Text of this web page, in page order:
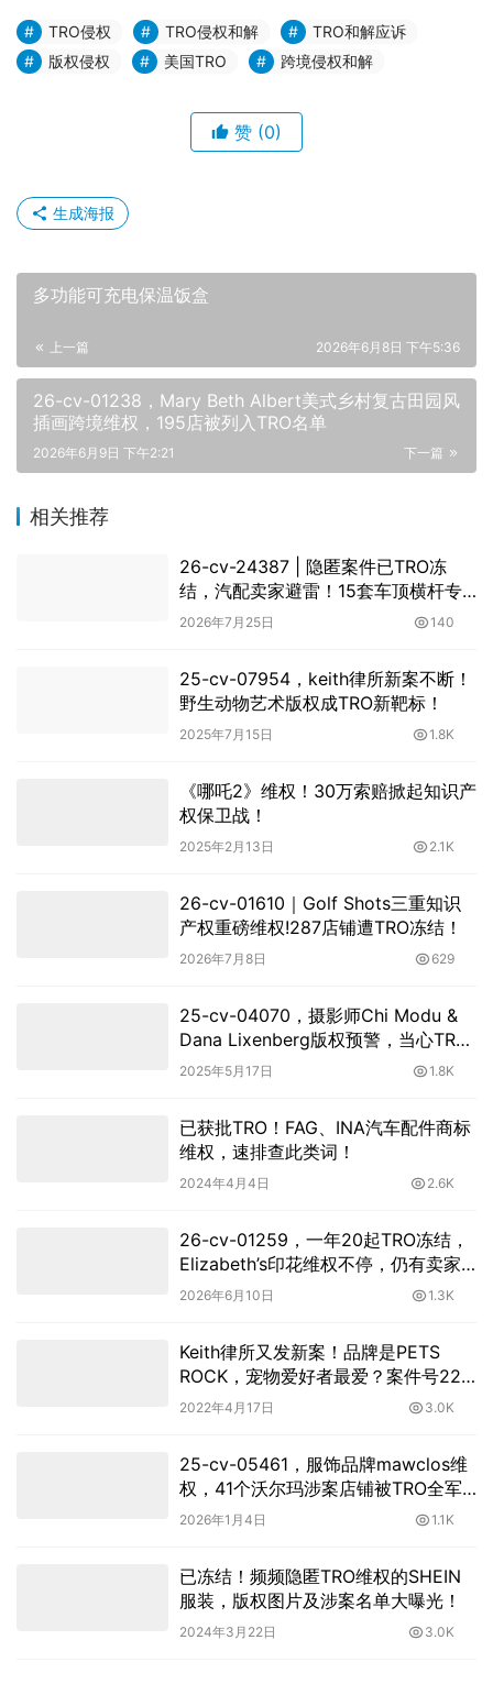
TRO侵权 TRO侵权和解
TRO和解应诉
版权侵权
美国TRO 跨境侵权和解
赞 (0)
生成海报
多功能可充电保温饭盒
上一篇 2026年6月8日 下午5:36
26-cv-01238，Mary Beth Albert美式乡村复古田园风
插画跨境维权，195店被列入TRO名单
下一篇
2026年6月9日 下午2:21
相关推荐
26-cv-24387 | 隐匿案件已TRO冻
结，汽配卖家避雷！15套车顶横杆专
利是什么维权大坑？
2026年7月25日 140
25-cv-07954，keith律所新案不断！
野生动物艺术版权成TRO新靶标！
2025年7月15日 1.8K
《哪吒2》维权！30万索赔掀起知识产
权保卫战！
2025年2月13日 2.1K
26-cv-01610｜Golf Shots三重知识
产权重磅维权!287店铺遭TRO冻结！
2026年7月8日 629
25-cv-04070，摄影师Chi Modu &
Dana Lixenberg版权预警，当心TRO
冻结！
2025年5月17日 1.8K
已获批TRO！FAG、INA汽车配件商标
维权，速排查此类词！
2024年4月4日 2.6K
26-cv-01259，一年20起TRO冻结，
Elizabeth’s印花维权不停，仍有卖家
前仆后继踩雷？
2026年6月10日 1.3K
Keith律所又发新案！品牌是PETS
ROCK，宠物爱好者最爱？案件号22-
cv-1663，迅速自查！
2022年4月17日 3.0K
25-cv-05461，服饰品牌mawclos维
权，41个沃尔玛涉案店铺被TRO全军
覆没！
2026年1月4日 1.1K
已冻结！频频隐匿TRO维权的SHEIN
服装，版权图片及涉案名单大曝光！
2024年3月22日 3.0K